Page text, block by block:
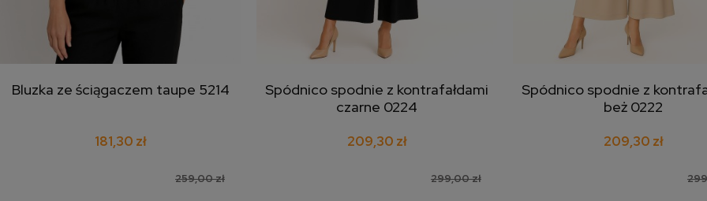
dodaj do koszyka
Bluzka ze ściągaczem taupe 5214
259,00 zł
181,30 zł
dodaj do koszyka
Spódnico spodnie z kontrafałdami
czarne 0224
299,00 zł
209,30 zł
dodaj do koszyka
Spódnico spodnie z
beż 0222
209,30 zł